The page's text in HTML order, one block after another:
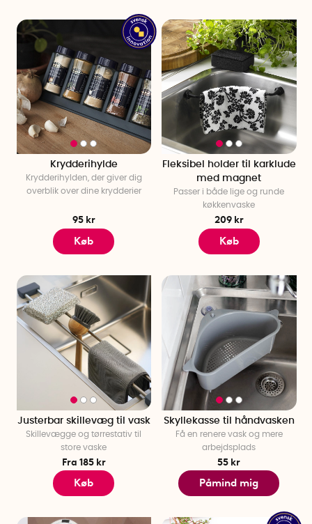
Krydderihylde
Krydderihylden, der giver dig
overblik over dine krydderier
95 kr
Køb
Fleksibel holder til karklude
med magnet
Passer i både lige og runde
køkkenvaske
209 kr
Køb
Justerbar skillevæg til vask
Skillevægge og tørrestativ til
store vaske
Fra 185 kr
Køb
Skyllekasse til håndvasken
Få en renere vask og mere
arbejdsplads
55 kr
Påmind mig